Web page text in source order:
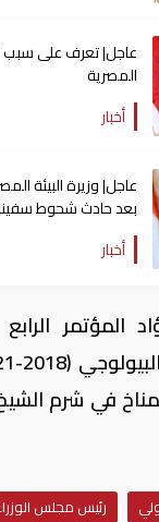
عاجل| تعرف على سبب
المصرية
أخبار
عاجل| وزيرة البيئة
بعد حادث شحوط
أخبار
المؤتمر
رئيس مجلس